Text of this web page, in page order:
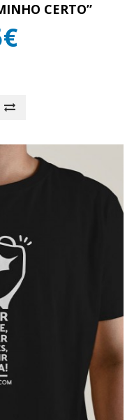
CERTO”